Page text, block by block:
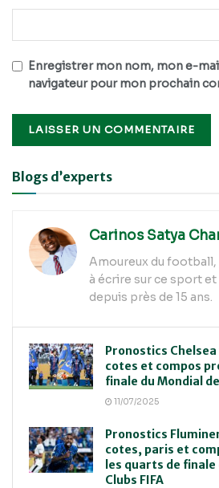
Enregistrer mon nom, mon e-
navigateur pour mon prochain
Alternative:
Blogs d’experts
Carinos Satya
Amoureux du football,
à écrire sur ce sport
depuis près de 15 ans.
Pronostics Chelsea
cotes et compos
finale du Mondial
11/07/2025
Pronostics
cotes, paris et
les quarts de finale
Clubs FIFA